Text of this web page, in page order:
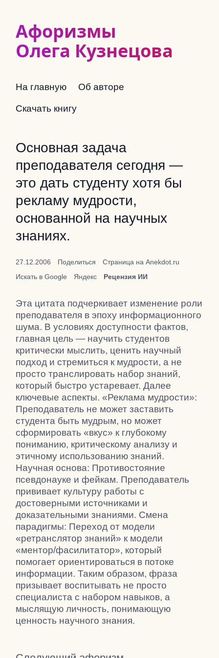
Афоризмы
Олега Кузнецова
На главную Об авторе
Скачать книгу
Основная задача
преподавателя сегодня —
это дать студенту хотя бы
рекламу мудрости,
основанной на научных
знаниях.
27.12.2006 Поделиться
Страница на Anekdot.ru
Искать в Google
Яндекс Рецензия ИИ
Эта цитата подчеркивает изменение роли
преподавателя в эпоху информационного
шума. В условиях доступности фактов,
главная цель — научить студентов
критически мыслить, ценить научный
подход и стремиться к мудрости, а не
просто транслировать набор знаний,
который быстро устаревает. Далее
ключевые аспекты. «Реклама мудрости»:
Преподаватель не может заставить
студента быть мудрым, но может
сформировать «вкус» к глубокому
пониманию, критическому анализу и
этичному использованию знаний.
Научная основа: Противостояние
псевдонауке и фейкам. Преподаватель
прививает культуру работы с
достоверными источниками и
доказательными знаниями. Смена
парадигмы: Переход от модели
«ретранслятор знаний» к модели
«ментор/фасилитатор», который
помогает ориентироваться в потоке
информации. Таким образом, фраза
призывает воспитывать не просто
специалиста с набором навыков, а
мыслящую личность, понимающую
ценность научного знания.